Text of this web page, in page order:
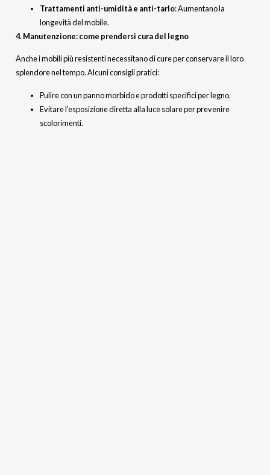
Trattamenti anti-umidità e anti-tarlo: Aumentano la
longevità del mobile.
4. Manutenzione: come prendersi cura del legno
Anche i mobili più resistenti necessitano di cure per conservare il loro
splendore nel tempo. Alcuni consigli pratici:
Pulire con un panno morbido e prodotti specifici per legno.
Evitare l’esposizione diretta alla luce solare per prevenire
scolorimenti.